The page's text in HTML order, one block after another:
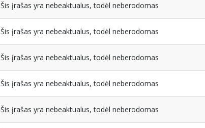
Šis įrašas yra nebeaktualus, todėl neberodomas
Šis įrašas yra nebeaktualus, todėl neberodomas
Šis įrašas yra nebeaktualus, todėl neberodomas
Šis įrašas yra nebeaktualus, todėl neberodomas
Šis įrašas yra nebeaktualus, todėl neberodomas